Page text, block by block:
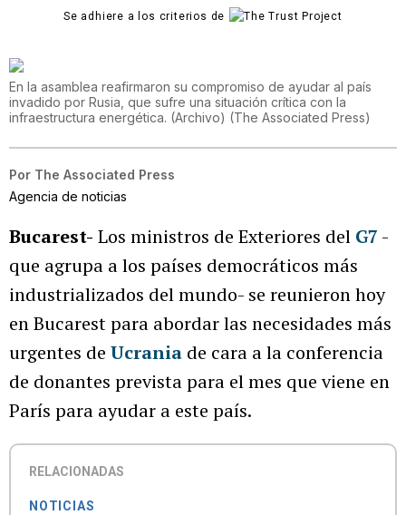
Se adhiere a los criterios de
En la asamblea reafirmaron su compromiso de ayudar al país
invadido por Rusia, que sufre una situación crítica con la
infraestructura energética. (Archivo) (The Associated Press)
Por The Associated Press
Agencia de noticias
Bucarest- Los ministros de Exteriores del G7 -
que agrupa a los países democráticos más
industrializados del mundo- se reunieron hoy
en Bucarest para abordar las necesidades más
urgentes de Ucrania de cara a la conferencia
de donantes prevista para el mes que viene en
París para ayudar a este país.
RELACIONADAS
NOTICIAS